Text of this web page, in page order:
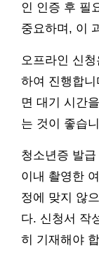
인 인증 후 필
중요하며, 이
오프라인 신
하여 진행합
면 대기 시간
는 것이 좋습
청소년증 발
이내 촬영한
정에 맞지 않
다. 신청서 작
히 기재해야